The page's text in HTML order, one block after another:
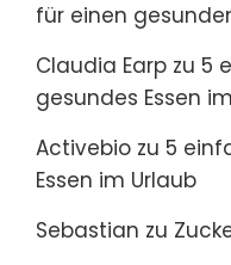
für einen
Claudia Earp zu 5
gesundes Essen
Activebio zu 5
Essen im Urlaub
Sebastian zu